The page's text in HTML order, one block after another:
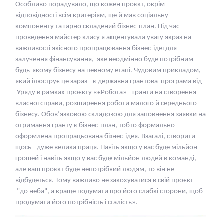
Особливо порадувало, що кожен проєкт, окрім
відповідності всім критеріям, ще й мав соціальну
компоненту та гарно складений бізнес-план. Під час
проведення майстер класу я акцентувала увагу якраз на
важливості якісного пропрацювання бізнес-ідеї для
залучення фінансування, яке неодмінно буде потрібним
будь-якому бізнесу на певному етапі. Чудовим прикладом,
який ілюструє це зараз - є державна грантова програма від
Уряду в рамках проєкту «єРобота» - гранти на створення
власної справи, розширення роботи малого й середнього
бізнесу. Обов’язковою складовою для заповнення заявки на
отримання гранту є бізнес-план, тобто формально
оформлена пропрацьована бізнес-ідея. Взагалі, створити
щось - дуже велика праця. Навіть якщо у вас буде мільйон
грошей і навіть якщо у вас буде мільйон людей в команді,
але ваш проєкт буде непотрібний людям, то він не
відбудеться. Тому важливо не закохуватися в свій проєкт
"до неба", а краще подумати про його слабкі сторони, щоб
продумати його потрібність і сталість».